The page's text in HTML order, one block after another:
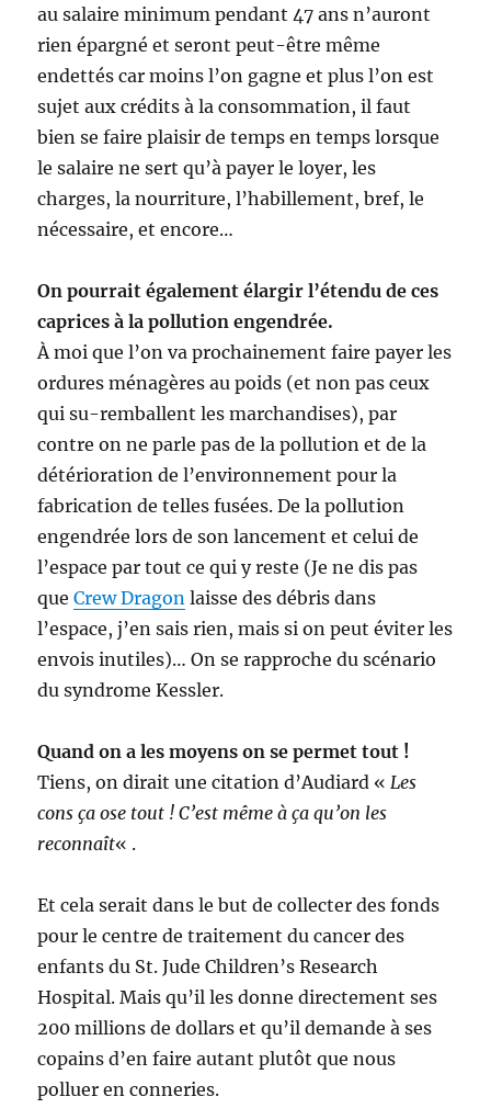
au salaire minimum pendant 47 ans n’auront
rien épargné et seront peut-être même
endettés car moins l’on gagne et plus l’on est
sujet aux crédits à la consommation, il faut
bien se faire plaisir de temps en temps lorsque
le salaire ne sert qu’à payer le loyer, les
charges, la nourriture, l’habillement, bref, le
nécessaire, et encore…
On pourrait également élargir l’étendu de ces
caprices à la pollution engendrée.
À moi que l’on va prochainement faire payer les
ordures ménagères au poids (et non pas ceux
qui su-remballent les marchandises), par
contre on ne parle pas de la pollution et de la
détérioration de l’environnement pour la
fabrication de telles fusées. De la pollution
engendrée lors de son lancement et celui de
l’espace par tout ce qui y reste (Je ne dis pas
queCrew Dragon laisse des débris dans
l’espace, j’en sais rien, mais si on peut éviter les
envois inutiles)… On se rapproche du scénario
du syndrome Kessler.
Quand on a les moyens on se permet tout !
Tiens, on dirait une citation d’Audiard «Les
cons ça ose tout ! C’est même à ça qu’on les
reconnaît« .
Et cela serait dans le but de collecter des fonds
pour le centre de traitement du cancer des
enfants du St. Jude Children’s Research
Hospital. Mais qu’il les donne directement ses
200 millions de dollars et qu’il demande à ses
copains d’en faire autant plutôt que nous
polluer en conneries.